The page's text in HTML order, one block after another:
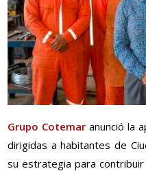
Grupo Cotemar anunció la
dirigidas a habitantes de
su estrategia para